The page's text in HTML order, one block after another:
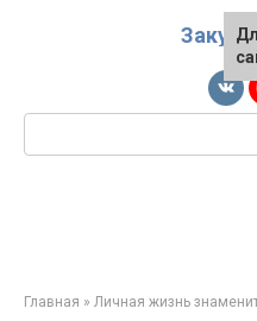
Поиск:
Главная » Личная жизнь